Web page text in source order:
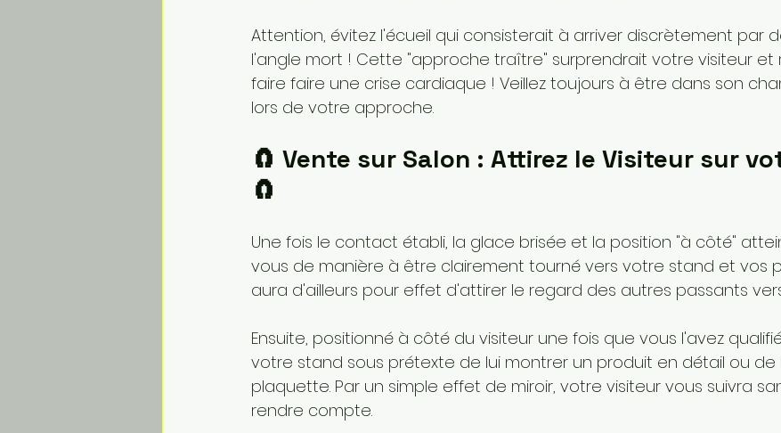
Attention, évitez l'écueil qui consisterait à arriver discrètement par
l'angle mort ! Cette "approche traître" surprendrait votre visiteur et
faire faire une crise cardiaque ! Veillez toujours à être dans son
lors de votre approche.
🧲 Vente sur Salon : Attirez le Visiteur sur
🧲
Une fois le contact établi, la glace brisée et la position "à côté"
vous de manière à être clairement tourné vers votre stand et vos
aura d'ailleurs pour effet d'attirer le regard des autres passants
Ensuite, positionné à côté du visiteur une fois que vous l'avez
votre stand sous prétexte de lui montrer un produit en détail ou de
plaquette. Par un simple effet de miroir, votre visiteur vous suivra
rendre compte.